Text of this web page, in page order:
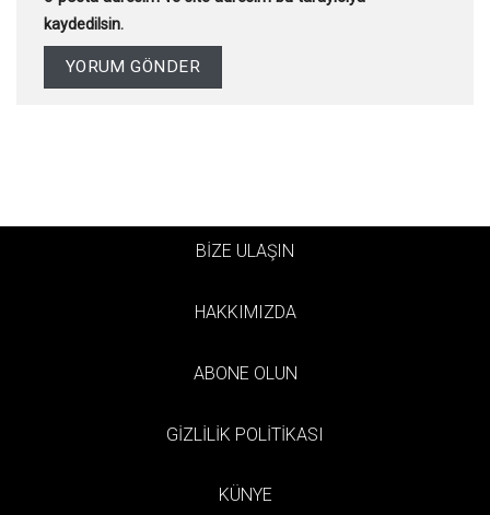
kaydedilsin.
BİZE ULAŞIN
HAKKIMIZDA
ABONE OLUN
GİZLİLİK POLİTİKASI
KÜNYE